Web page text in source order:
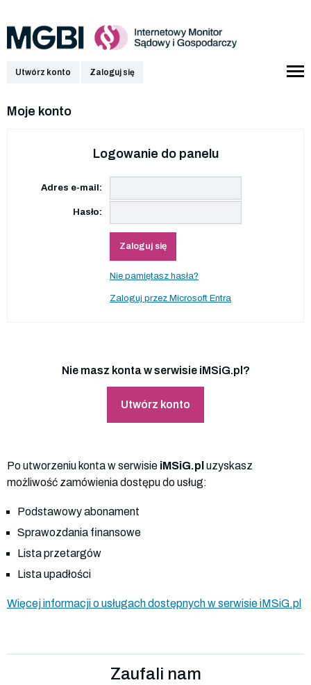
Utwórz konto Zaloguj się
Moje konto
Logowanie do panelu
Adres e-mail:
Hasło:
Zaloguj się
Nie pamiętasz hasła?
Zaloguj przez Microsoft Entra
Nie masz konta w serwisie iMSiG.pl?
Utwórz konto
Po utworzeniu konta w serwisie iMSiG.pl uzyskasz
możliwość zamówienia dostępu do usług:
Podstawowy abonament
Sprawozdania finansowe
Lista przetargów
Lista upadłości
Więcej informacji o usługach dostępnych w serwisie iMSiG.pl
Zaufali nam